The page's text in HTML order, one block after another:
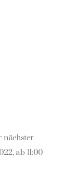
nächster
ab 11:00